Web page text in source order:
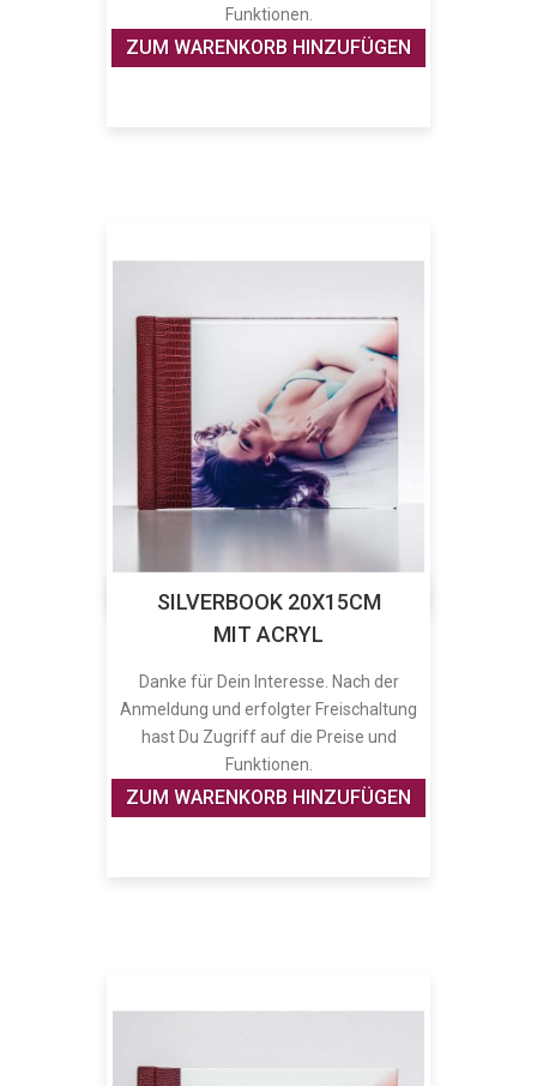
Funktionen.
ZUM WARENKORB HINZUFÜGEN
SILVERBOOK 20X15CM
MIT ACRYL
Danke für Dein Interesse. Nach der
Anmeldung und erfolgter Freischaltung
hast Du Zugriff auf die Preise und
Funktionen.
ZUM WARENKORB HINZUFÜGEN